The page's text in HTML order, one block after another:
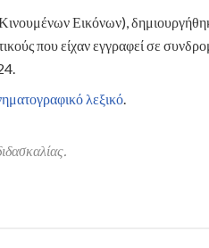
Εικόνων),
που είχαν εγγραφεί σε
λεξικό.